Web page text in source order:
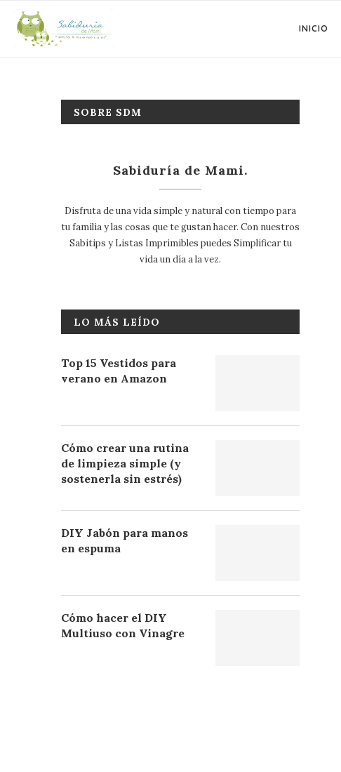
INICIO
SOBRE SDM
Sabiduría de Mami.
Disfruta de una vida simple y natural con tiempo para
tu familia y las cosas que te gustan hacer. Con nuestros
Sabitips y Listas Imprimibles puedes Simplificar tu
vida un día a la vez.
LO MÁS LEÍDO
Top 15 Vestidos para
verano en Amazon
Cómo crear una rutina
de limpieza simple (y
sostenerla sin estrés)
DIY Jabón para manos
en espuma
Cómo hacer el DIY
Multiuso con Vinagre